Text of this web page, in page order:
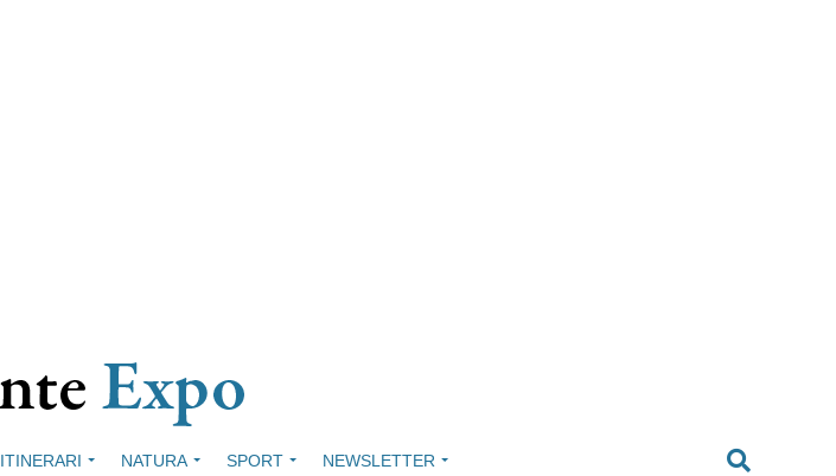
ITINERARI NATURA SPORT NEWSLETTER